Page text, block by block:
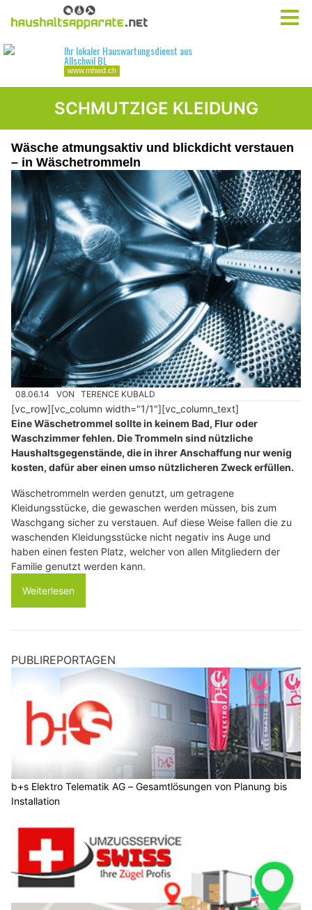
SCHMUTZIGE KLEIDUNG
Wäsche atmungsaktiv und blickdicht verstauen
– in Wäschetrommeln
08.06.14 VON TERENCE KUBALD
[vc_row][vc_column width="1/1"][vc_column_text]
Eine Wäschetrommel sollte in keinem Bad, Flur oder
Waschzimmer fehlen. Die Trommeln sind nützliche
Haushaltsgegenstände, die in ihrer Anschaffung nur wenig
kosten, dafür aber einen umso nützlicheren Zweck erfüllen.
Wäschetrommeln werden genutzt, um getragene
Kleidungsstücke, die gewaschen werden müssen, bis zum
Waschgang sicher zu verstauen. Auf diese Weise fallen die zu
waschenden Kleidungsstücke nicht negativ ins Auge und
haben einen festen Platz, welcher von allen Mitgliedern der
Familie genutzt werden kann.
Weiterlesen
PUBLIREPORTAGEN
b+s Elektro Telematik AG – Gesamtlösungen von Planung bis
Installation